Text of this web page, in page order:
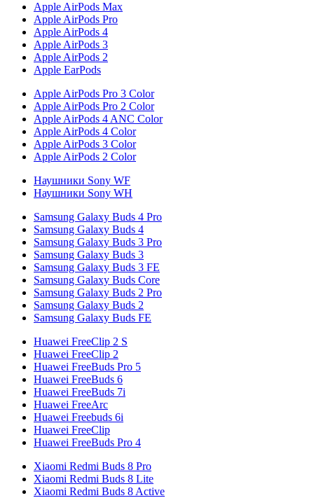
Apple AirPods Max
Apple AirPods Pro
Apple AirPods 4
Apple AirPods 3
Apple AirPods 2
Apple EarPods
Apple AirPods Pro 3 Color
Apple AirPods Pro 2 Color
Apple AirPods 4 ANC Color
Apple AirPods 4 Color
Apple AirPods 3 Color
Apple AirPods 2 Color
Наушники Sony WF
Наушники Sony WH
Samsung Galaxy Buds 4 Pro
Samsung Galaxy Buds 4
Samsung Galaxy Buds 3 Pro
Samsung Galaxy Buds 3
Samsung Galaxy Buds 3 FE
Samsung Galaxy Buds Core
Samsung Galaxy Buds 2 Pro
Samsung Galaxy Buds 2
Samsung Galaxy Buds FE
Huawei FreeClip 2 S
Huawei FreeClip 2
Huawei FreeBuds Pro 5
Huawei FreeBuds 6
Huawei FreeBuds 7i
Huawei FreeArc
Huawei Freebuds 6i
Huawei FreeClip
Huawei FreeBuds Pro 4
Xiaomi Redmi Buds 8 Pro
Xiaomi Redmi Buds 8 Lite
Xiaomi Redmi Buds 8 Active